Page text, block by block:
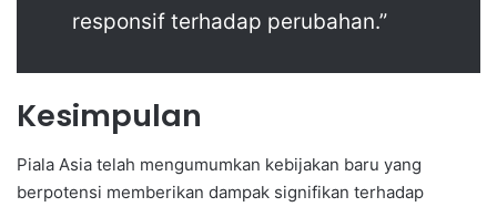
responsif terhadap perubahan.”
Kesimpulan
Piala Asia telah mengumumkan kebijakan baru yang
berpotensi memberikan dampak signifikan terhadap